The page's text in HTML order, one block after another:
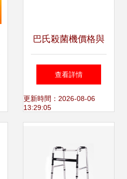
巴氏殺菌機價格與
規格之謎 諸城市通
達機械廠的雙循環
查看詳情
更新時間：2026-08-06
13:29:05